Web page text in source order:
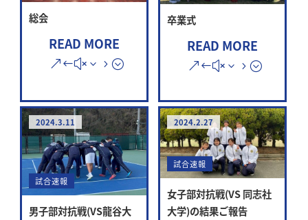
総会
READ MORE
卒業式
READ MORE
2024.3.11
試合速報
男子部対抗戦(VS龍谷大
2024.2.27
試合速報
女子部対抗戦(VS 同志社
大学)の結果ご報告